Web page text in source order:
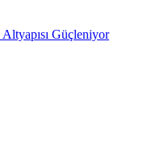
Güçleniyor